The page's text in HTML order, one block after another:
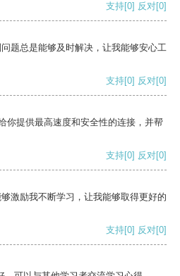
支持[0] 反对[0]
题总是能够及时解决，让我能够安心工
支持[0] 反对[0]
你提供最高速度和安全性的连接，并帮
支持[0] 反对[0]
激励我不断学习，让我能够取得更好的
支持[0] 反对[0]